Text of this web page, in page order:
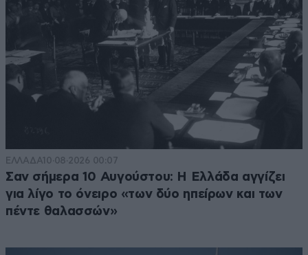
ΕΛΛΑΔΑ10·08·2026 00:07
Σαν σήμερα 10 Αυγούστου: Η Ελλάδα αγγίζει
για λίγο το όνειρο «των δύο ηπείρων και των
πέντε θαλασσών»